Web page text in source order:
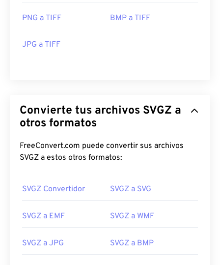
PNG a TIFF BMP a TIFF
JPG a TIFF
Convierte tus archivos SVGZ a
otros formatos
FreeConvert.com puede convertir sus archivos
SVGZ a estos otros formatos:
SVGZ Convertidor SVGZ a SVG
SVGZ a EMF SVGZ a WMF
SVGZ a JPG SVGZ a BMP